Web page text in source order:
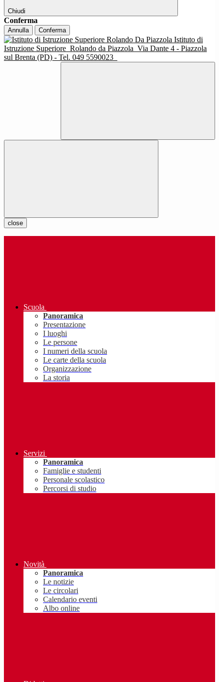
Chiudi
Conferma
Annulla Conferma
Istituto di
Istruzione Superiore Rolando da Piazzola Via Dante 4 - Piazzola
sul Brenta (PD) - Tel. 049 5590023
close
Scuola
Panoramica
Presentazione
I luoghi
Le persone
I numeri della scuola
Le carte della scuola
Organizzazione
La storia
Servizi
Panoramica
Famiglie e studenti
Personale scolastico
Percorsi di studio
Novità
Panoramica
Le notizie
Le circolari
Calendario eventi
Albo online